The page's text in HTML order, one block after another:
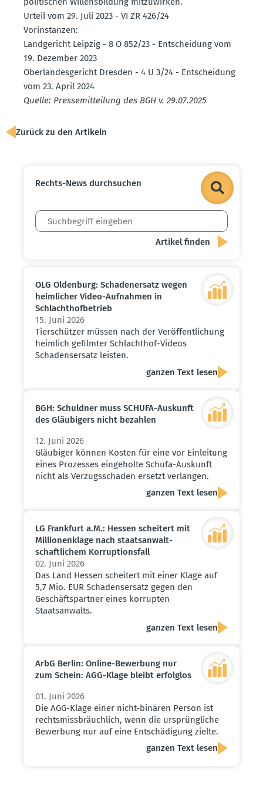
Urteil vom 29. Juli 2023 - VI ZR 426/24
Vorin­stanzen:
Landge­richt Leipzig - 8 O 852/23 - Entscheidung vom
19. Dezember 2023
Oberlan­des­ge­richt Dresden - 4 U 3/24 - Entscheidung
vom 23. April 2024
Quelle: Presse­mit­teilung des BGH v. 29.07.2025
Zurück zu den Artikeln
Rechts-News durch­suchen
OLG Oldenburg: Schaden­ersatz wegen
heimlicher Video-Aufnahmen in
Schlacht­hof­be­trieb
15. Juni 2026
Tierschützer müssen nach der Veröffentlichung
heimlich gefilmter Schlachthof-Videos
Schadensersatz leisten.
ganzen Text lesen
BGH: Schuldner muss SCHUFA-Auskunft
des Gläubigers nicht bezahlen
12. Juni 2026
Gläubiger können Kosten für eine vor Einleitung
eines Prozesses eingeholte Schufa-Auskunft
nicht als Verzugsschaden ersetzt verlangen.
ganzen Text lesen
LG Frankfurt a.M.: Hessen scheitert mit
Millio­nen­klage nach staats­an­walt­
schaft­lichem Korrup­ti­onsfall
02. Juni 2026
Das Land Hessen scheitert mit einer Klage auf
5,7 Mio. EUR Schadensersatz gegen den
Geschäftspartner eines korrupten
Staatsanwalts.
ganzen Text lesen
ArbG Berlin: Online-Bewerbung nur
zum Schein: AGG-Klage bleibt erfolglos
01. Juni 2026
Die AGG-Klage einer nicht-binären Person ist
rechtsmissbräuchlich, wenn die ursprüngliche
Bewerbung nur auf eine Entschädigung zielte.
ganzen Text lesen